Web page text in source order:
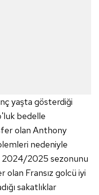
yaşta gösterdiği
bedelle
olan Anthony
nedeniyle
2024/2025 sezonunu
Fransız golcü iyi
sakatlıklar